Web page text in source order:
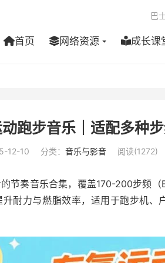
首页 网络资源 成长课
巴
跑步音乐｜适配多种
12-10 分类： 音乐与影音 阅读(1272)
节奏音乐合集，覆盖170-200步频
耐力与燃脂效率，适用于跑步机、